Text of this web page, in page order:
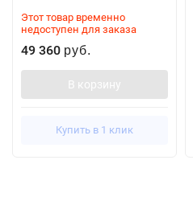
Этот товар временно
недоступен для заказа
49 360 руб.
В корзину
Купить в 1 клик